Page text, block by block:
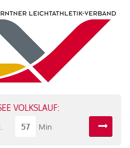
VOLKSLAUF:
57 Min